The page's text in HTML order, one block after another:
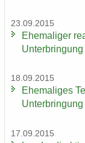
23.09.2015
Ehe­ma­li­ger
18.09.2015
Ehe­ma­li­ges
17.09.2015